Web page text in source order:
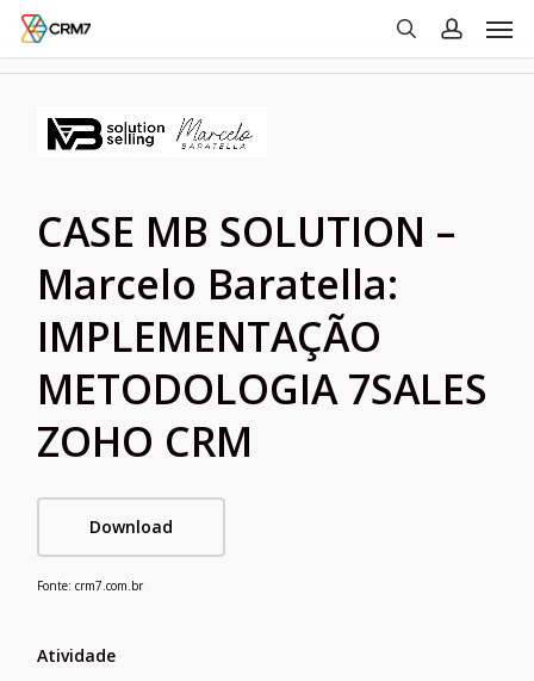
Skip
main
searchaccount
CASE MB SOLUTION –
Marcelo Baratella:
IMPLEMENTAÇÃO
METODOLOGIA 7SALES
ZOHO CRM
Download
Fonte: crm7.com.br
Atividade